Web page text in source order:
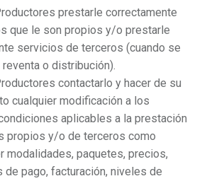
prestarle correctamente
que le son propios y/o prestarle
servicios de terceros (cuando se
o distribución).
contactarlo y hacer de su
cualquier modificación a los
aplicables a la prestación
propios y/o de terceros como
modalidades, paquetes, precios,
de pago, facturación, niveles de